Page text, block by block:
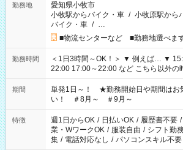
勤務地
愛知県小牧市
小牧駅からバイク・車 / 小牧原駅から
バイク・車 / …
■物流センターなど ■勤務地選べま
勤務時間
＜1日3時間～OK！＞ ▼ 例えば… ▼ 15:00～18:00 15:00～
22:00 17:00～22:00 など こちら以外の時間もお気軽にご相談く
ださい！
期間
単発1日～！ ★勤務開始日や期間はお
い！ ＃8月～ ＃9月～
特徴 週1日からOK / 日払いOK / 履歴書不要 /
業・WワークOK / 服装自由 / シフト勤務
集 / 電話対応なし / パソコンスキル不要